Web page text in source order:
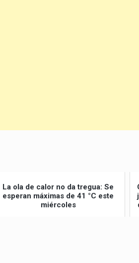
La ola de calor no da tregua: Se
esperan máximas de 41 °C este
miércoles